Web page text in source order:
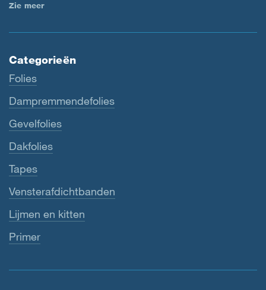
Zie meer
Categorieën
Folies
Dampremmendefolies
Gevelfolies
Dakfolies
Tapes
Vensterafdichtbanden
Lijmen en kitten
Primer